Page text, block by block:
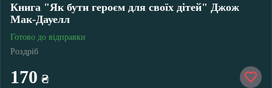
Книга "Як бути героєм для своїх дітей" Джож
Мак-Дауелл
Готово до відправки
Роздріб
170 ₴